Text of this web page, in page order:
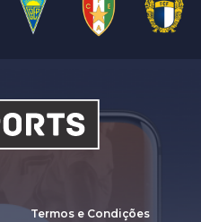
Termos e Condições